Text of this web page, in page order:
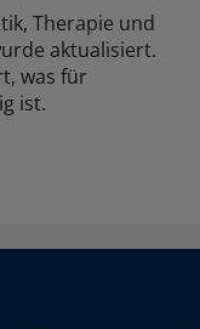
Therapie und
aktualisiert.
was für
ist.